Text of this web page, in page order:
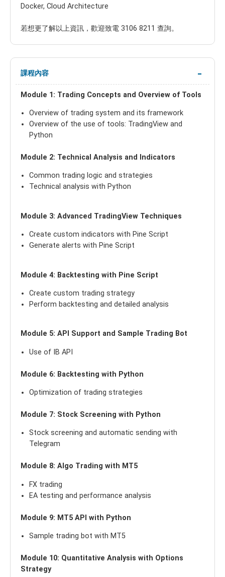
Docker, Cloud Architecture
若想更了解以上資訊，歡迎致電 3106 8211 查詢。
課程內容
Module 1: Trading Concepts and Overview of Tools
Overview of trading system and its framework
Overview of the use of tools: TradingView and
Python
Module 2: Technical Analysis and Indicators
Common trading logic and strategies
Technical analysis with Python
Module 3: Advanced TradingView Techniques
Create custom indicators with Pine Script
Generate alerts with Pine Script
Module 4: Backtesting with Pine Script
Create custom trading strategy
Perform backtesting and detailed analysis
Module 5: API Support and Sample Trading Bot
Use of IB API
Module 6: Backtesting with Python
Optimization of trading strategies
Module 7: Stock Screening with Python
Stock screening and automatic sending with
Telegram
Module 8: Algo Trading with MT5
FX trading
EA testing and performance analysis
Module 9: MT5 API with Python
Sample trading bot with MT5
Module 10: Quantitative Analysis with Options
Strategy